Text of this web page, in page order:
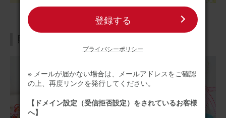
贈る目的から探す
登録する
プライバシーポリシー
※ メールが届かない場合は、メールアドレスをご確認
の上、再度リンクを発行してください。
【ドメイン設定（受信拒否設定）をされているお客様
へ】